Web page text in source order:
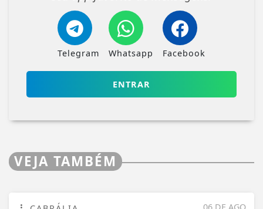
Telegram Whatsapp Facebook
ENTRAR
VEJA TAMBÉM
06 DE AGO